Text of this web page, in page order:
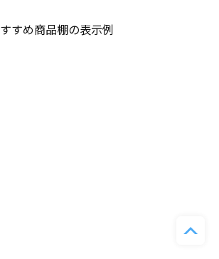
すめ商品棚の表示例